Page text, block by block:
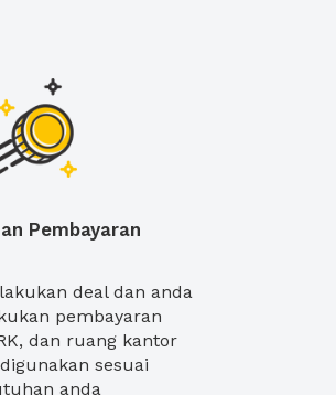
Pembayaran
deal dan anda
pembayaran
dan ruang kantor
sesuai
anda